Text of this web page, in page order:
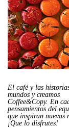
El café y las
mundos y creamos
Coffee&Copy. En
pensamientos del
que inspiran nuevas
¡Que lo disfrutes!